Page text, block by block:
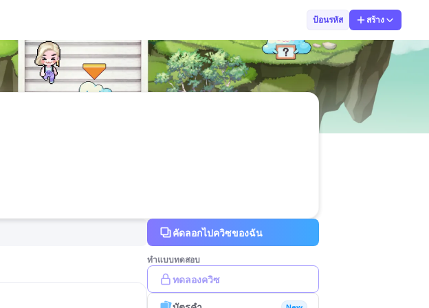
ป้อนรหัส สร้าง
คัดลอกไปควิซของฉัน
ทำแบบทดสอบ
ทดลองควิซ